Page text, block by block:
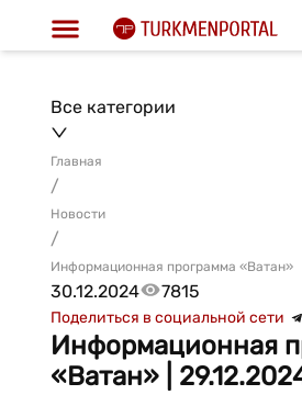
Все категории
Главная
/
Новости
/
Информационная программа «Ватан»
30.12.2024 7815
Поделиться в социальной сети
Информационная
«Ватан» |